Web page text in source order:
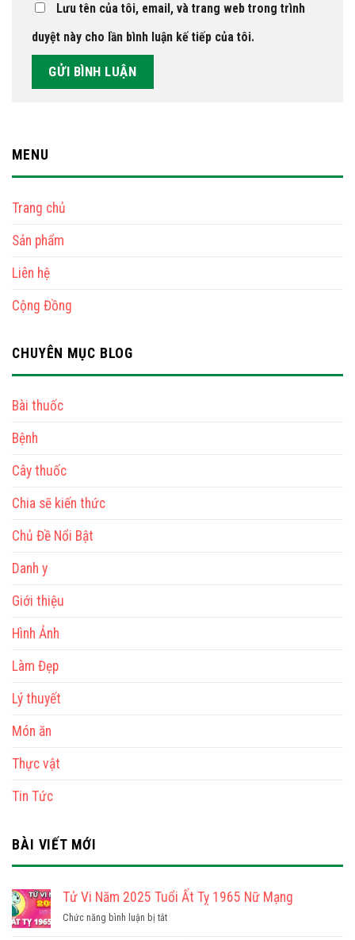
Lưu tên của tôi, email, và trang web trong trình
duyệt này cho lần bình luận kế tiếp của tôi.
MENU
Trang chủ
Sản phẩm
Liên hệ
Cộng Đồng
CHUYÊN MỤC BLOG
Bài thuốc
Bệnh
Cây thuốc
Chia sẽ kiến thức
Chủ Đề Nổi Bật
Danh y
Giới thiệu
Hình Ảnh
Làm Đẹp
Lý thuyết
Món ăn
Thực vật
Tin Tức
BÀI VIẾT MỚI
Tử Vi Năm 2025 Tuổi Ất Tỵ 1965 Nữ Mạng
Chức năng bình luận bị tắtở